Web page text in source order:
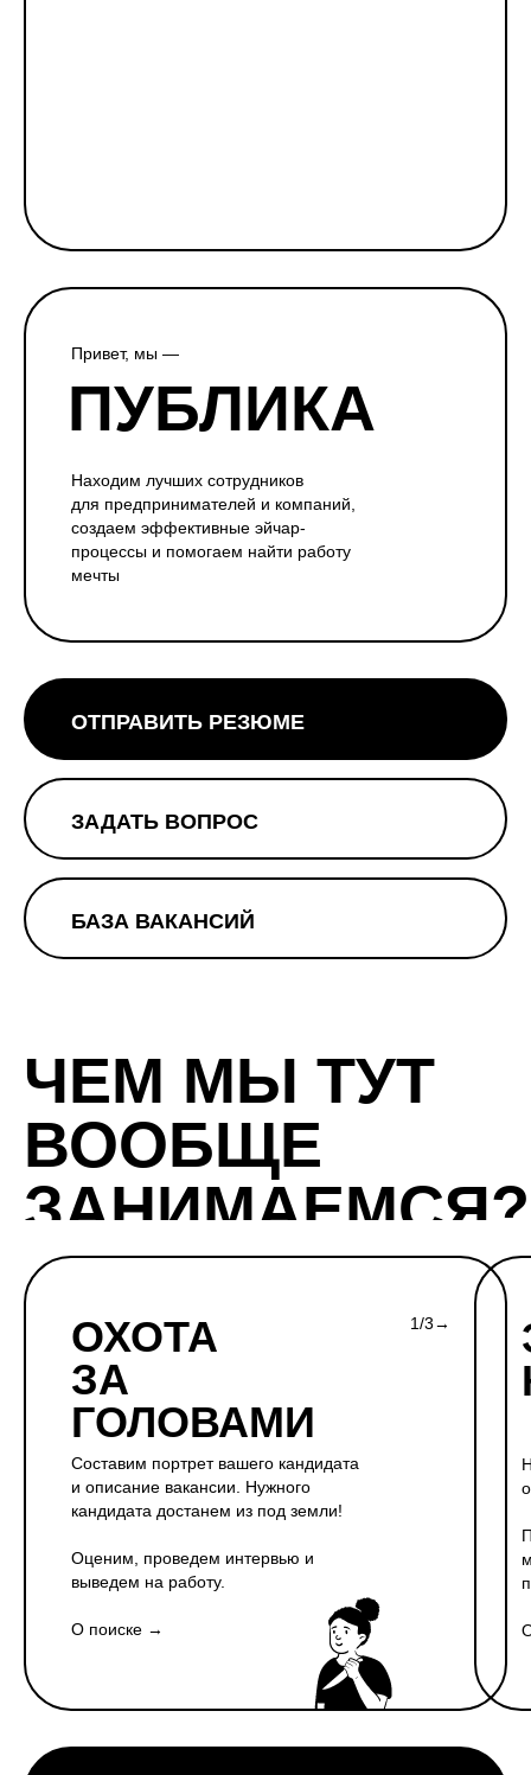
ПУБЛИКА
Находим лучших сотрудников
для предпринимателей и компаний,
создаем эффективные эйчар-
процессы и помогаем найти работу
мечты
Привет, мы —
ОТПРАВИТЬ РЕЗЮМЕ
ЗАДАТЬ ВОПРОС
БАЗА ВАКАНСИЙ
ЧЕМ МЫ ТУТ
ВООБЩЕ
ЗАНИМАЕМСЯ?
ОХОТА
ЗА
ГОЛОВАМИ
Составим портрет вашего кандидата
и описание вакансии. Нужного
кандидата достанем из под земли!
Оценим, проведем интервью и
выведем на работу.
О поиске →
1/3→